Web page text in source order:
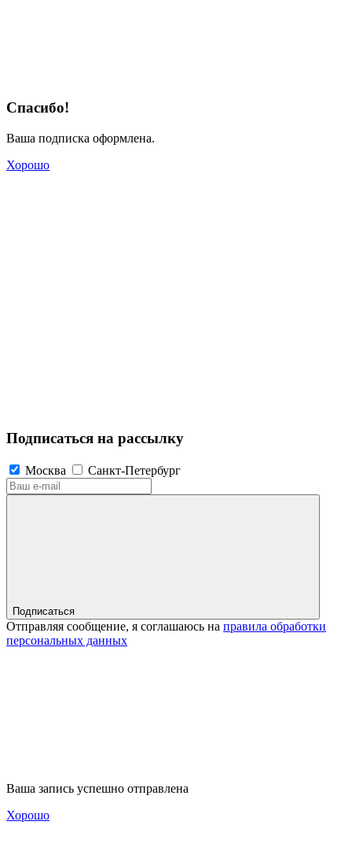
Спасибо!
Ваша подписка оформлена.
Хорошо
Подписаться на рассылку
Москва Санкт-Петербург
Подписаться
Отправляя сообщение, я соглашаюсь на правила обработки
персональных данных
Ваша запись успешно отправлена
Хорошо